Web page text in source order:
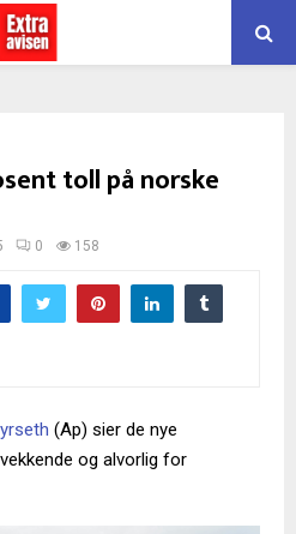
toll på norske
0 158
(Ap) sier de nye
og alvorlig for